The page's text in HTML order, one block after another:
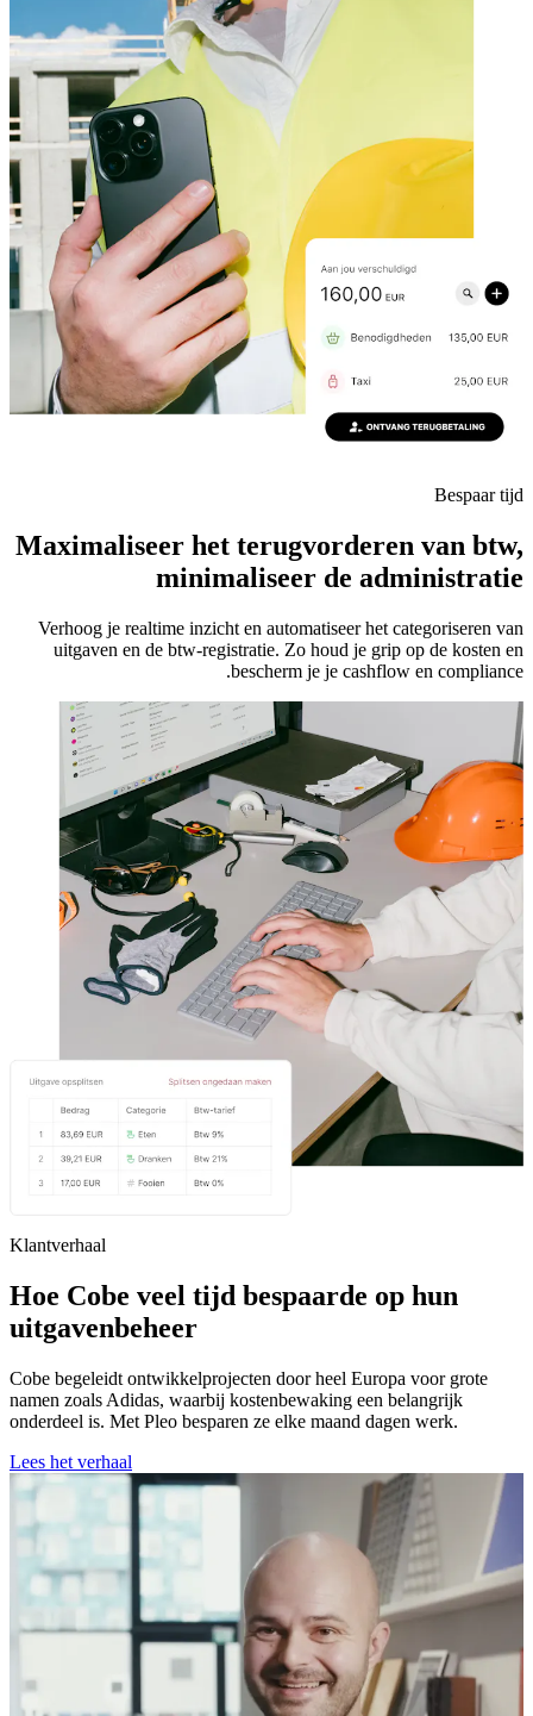
Bespaar tijd
Maximaliseer het terugvorderen van btw,
minimaliseer de administratie
Verhoog je realtime inzicht en automatiseer het categoriseren van
uitgaven en de btw-registratie. Zo houd je grip op de kosten en
bescherm je je cashflow en compliance.
Klantverhaal
Hoe Cobe veel tijd bespaarde op hun
uitgavenbeheer
Cobe begeleidt ontwikkelprojecten door heel Europa voor grote
namen zoals Adidas, waarbij kostenbewaking een belangrijk
onderdeel is. Met Pleo besparen ze elke maand dagen werk.
Lees het verhaal